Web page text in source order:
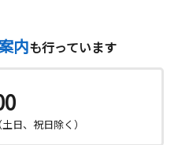
内も行っています
日、祝日除く）